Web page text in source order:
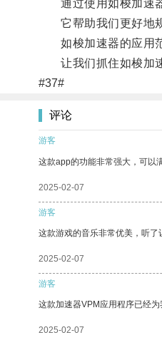
通过使用如梭加速器
它帮助我们更好地规
如梭加速器的应用范
让我们抓住如梭加速
#37#
评论
游客
这款app的功能非常强大，可以
2025-02-07
游客
这款游戏的音乐非常优美，听了
2025-02-07
游客
这款加速器VPM应用程序已经为
2025-02-07